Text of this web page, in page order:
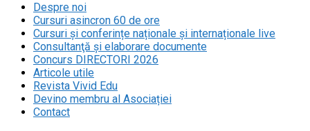
Despre noi
Cursuri asincron 60 de ore
Cursuri și conferințe naționale și internaționale live
Consultanţă și elaborare documente
Concurs DIRECTORI 2026
Articole utile
Revista Vivid Edu
Devino membru al Asociației
Contact